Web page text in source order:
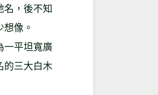
名，後不知
像。
一平坦寬廣
的三大白木